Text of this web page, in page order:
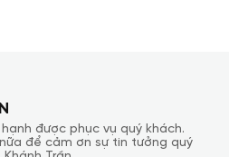
được phục vụ quý khách.
để cảm ơn sự tin tưởng quý